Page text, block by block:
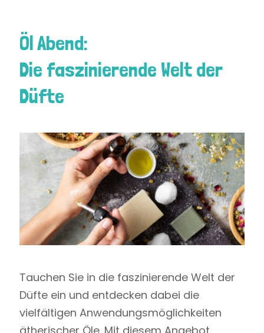
Öl Abend:
Die faszinierende Welt der
Düfte
Tauchen Sie in die faszinierende Welt der
Düfte ein und entdecken dabei die
vielfältigen Anwendungsmöglichkeiten